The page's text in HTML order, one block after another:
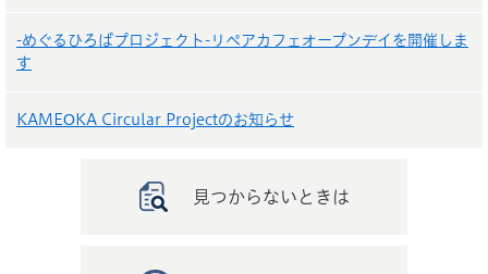
-めぐるひろばプロジェクト-リペアカフェオープンデイを開催しま
す
KAMEOKA Circular Projectのお知らせ
見つからないときは